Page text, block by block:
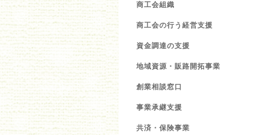
商工会組織
商工会の行う経営支援
資金調達の支援
地域資源・販路開拓事業
創業相談窓口
事業承継支援
共済・保険事業